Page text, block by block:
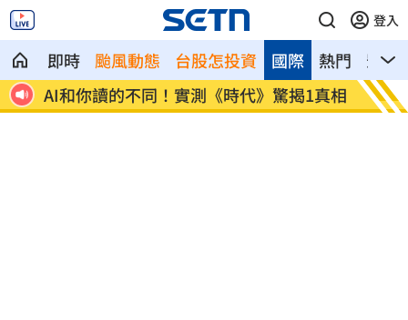
登入
即時 颱風動態 台股怎投資 熱門 影音
國際
AI和你讀的不同！實測《時代》驚揭1真相 這大